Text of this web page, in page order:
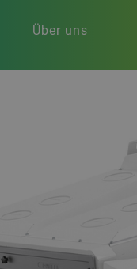
Über uns